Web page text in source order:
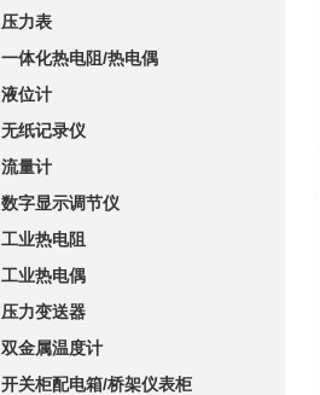
压力表
一体化热电阻/热电偶
液位计
无纸记录仪
流量计
数字显示调节仪
工业热电阻
工业热电偶
压力变送器
双金属温度计
开关柜配电箱/桥架仪表柜